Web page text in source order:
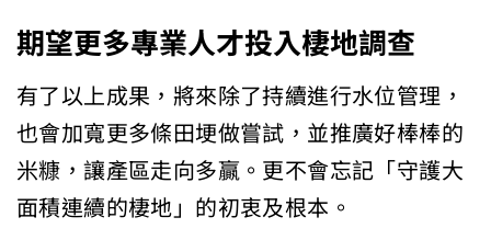
期望更多專業人才投入棲地調查
有了以上成果，將來除了持續進行水位管理，
也會加寬更多條田埂做嘗試，並推廣好棒棒的
米糠，讓產區走向多贏。更不會忘記「守護大
面積連續的棲地」的初衷及根本。